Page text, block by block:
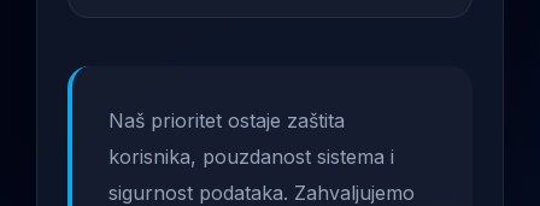
Naš prioritet ostaje zaštita
korisnika, pouzdanost sistema i
sigurnost podataka. Zahvaljujemo